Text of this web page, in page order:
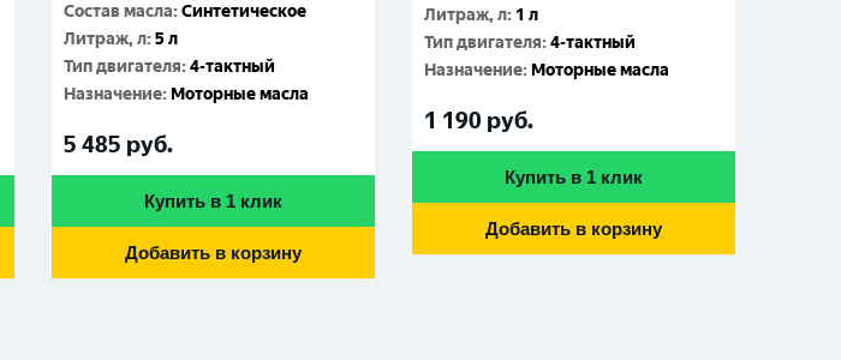
Состав масла:Синтетическое
Литраж, л:5 л
Тип двигателя:4-тактный
Назначение: Моторные масла
5 485 руб.
Купить в 1 клик
Добавить в корзину
Литраж, л: 1 л
Тип двигателя:4-тактный
Назначение: Моторные масла
1 190 руб.
Купить в 1 клик
Добавить в корзину